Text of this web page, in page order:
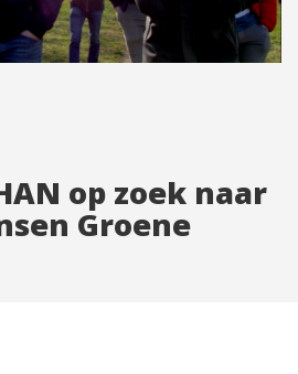
op zoek naar
Groene